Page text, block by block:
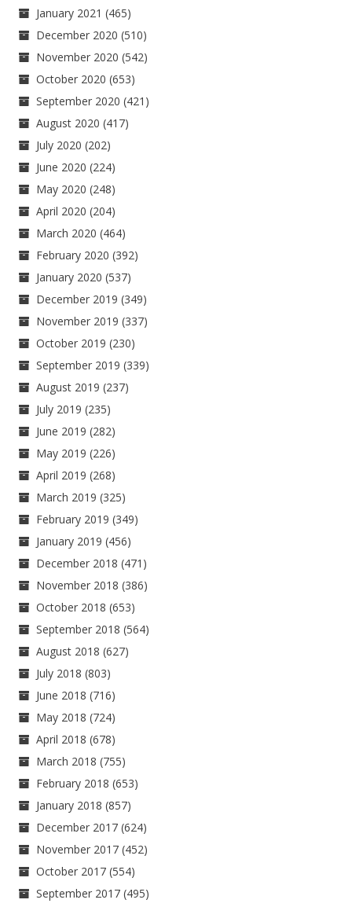
January 2021 (465)
December 2020 (510)
November 2020 (542)
October 2020 (653)
September 2020 (421)
August 2020 (417)
July 2020 (202)
June 2020 (224)
May 2020 (248)
April 2020 (204)
March 2020 (464)
February 2020 (392)
January 2020 (537)
December 2019 (349)
November 2019 (337)
October 2019 (230)
September 2019 (339)
August 2019 (237)
July 2019 (235)
June 2019 (282)
May 2019 (226)
April 2019 (268)
March 2019 (325)
February 2019 (349)
January 2019 (456)
December 2018 (471)
November 2018 (386)
October 2018 (653)
September 2018 (564)
August 2018 (627)
July 2018 (803)
June 2018 (716)
May 2018 (724)
April 2018 (678)
March 2018 (755)
February 2018 (653)
January 2018 (857)
December 2017 (624)
November 2017 (452)
October 2017 (554)
September 2017 (495)